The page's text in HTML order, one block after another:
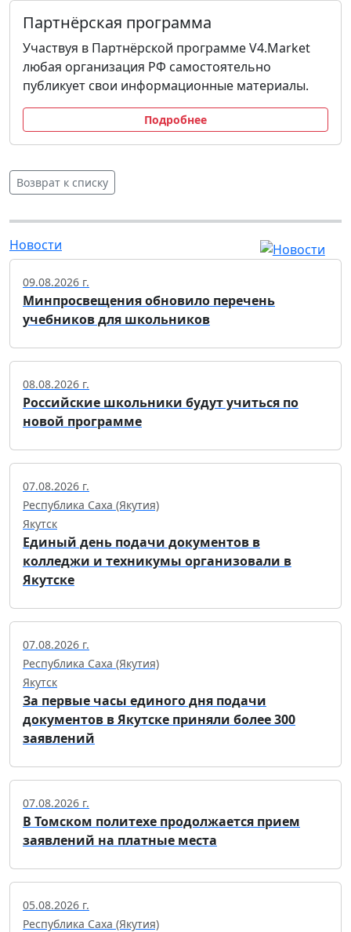
Партнёрская программа
Участвуя в Партнёрской программе V4.Market
любая организация РФ самостоятельно
публикует свои информационные материалы.
Подробнее
Возврат к списку
Новости
09.08.2026 г.
Минпросвещения обновило перечень
учебников для школьников
08.08.2026 г.
Российские школьники будут учиться по
новой программе
07.08.2026 г.
Республика Саха (Якутия)
Якутск
Единый день подачи документов в
колледжи и техникумы организовали в
Якутске
07.08.2026 г.
Республика Саха (Якутия)
Якутск
За первые часы единого дня подачи
документов в Якутске приняли более 300
заявлений
07.08.2026 г.
В Томском политехе продолжается прием
заявлений на платные места
05.08.2026 г.
Республика Саха (Якутия)